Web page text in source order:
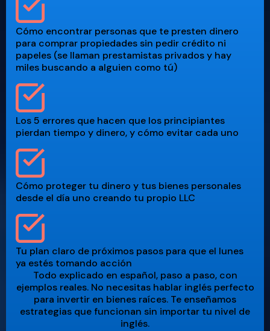
Cómo encontrar personas que te presten dinero
para comprar propiedades sin pedir crédito ni
papeles (se llaman prestamistas privados y hay
miles buscando a alguien como tú)
Los 5 errores que hacen que los principiantes
pierdan tiempo y dinero, y cómo evitar cada uno
Cómo proteger tu dinero y tus bienes personales
desde el día uno creando tu propio LLC
Tu plan claro de próximos pasos para que el lunes
ya estés tomando acción
Todo explicado en español, paso a paso, con
ejemplos reales. No necesitas hablar inglés perfecto
para invertir en bienes raíces. Te enseñamos
estrategias que funcionan sin importar tu nivel de
inglés.